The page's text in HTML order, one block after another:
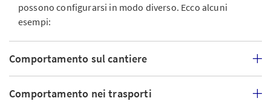
possono configurarsi in modo diverso. Ecco alcuni
esempi:
Comportamento sul cantiere
Comportamento nei trasporti